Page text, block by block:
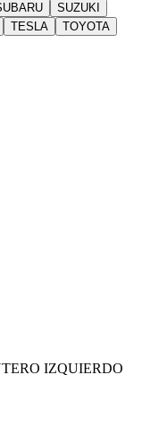
SUZUKI
TESLA
TOYOTA
IZQUIERDO